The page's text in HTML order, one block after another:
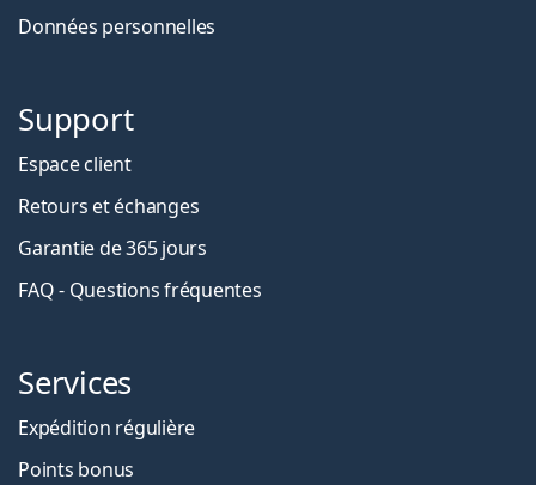
Données personnelles
Support
Espace client
Retours et échanges
Garantie de 365 jours
FAQ - Questions fréquentes
Services
Expédition régulière
Points bonus